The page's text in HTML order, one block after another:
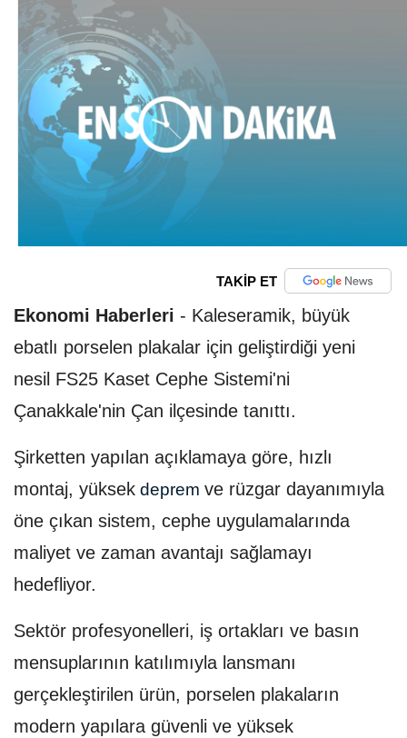
TAKİP ET
Ekonomi Haberleri - Kaleseramik, büyük
ebatlı porselen plakalar için geliştirdiği yeni
nesil FS25 Kaset Cephe Sistemi'ni
Çanakkale'nin Çan ilçesinde tanıttı.
Şirketten yapılan açıklamaya göre, hızlı
montaj, yüksek deprem ve rüzgar dayanımıyla
öne çıkan sistem, cephe uygulamalarında
maliyet ve zaman avantajı sağlamayı
hedefliyor.
Sektör profesyonelleri, iş ortakları ve basın
mensuplarının katılımıyla lansmanı
gerçekleştirilen ürün, porselen plakaların
modern yapılara güvenli ve yüksek